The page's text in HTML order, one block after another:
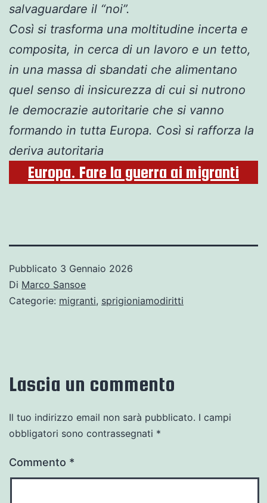
salvaguardare il “noi”.
Così si trasforma una moltitudine incerta e
composita, in cerca di un lavoro e un tetto,
in una massa di sbandati che alimentano
quel senso di insicurezza di cui si nutrono
le democrazie autoritarie che si vanno
formando in tutta Europa. Così si rafforza la
deriva autoritaria
Europa. Fare la guerra ai migranti
Pubblicato 3 Gennaio 2026
Di Marco Sansoe
Categorie: migranti, sprigioniamodiritti
Lascia un commento
Il tuo indirizzo email non sarà pubblicato. I campi
obbligatori sono contrassegnati *
Commento *